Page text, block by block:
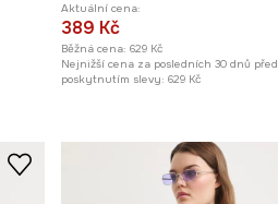
Aktuální cena:
389 Kč
Běžná cena: 629 Kč
Nejnižší cena za posledních 30 dnů před
poskytnutím slevy: 629 Kč